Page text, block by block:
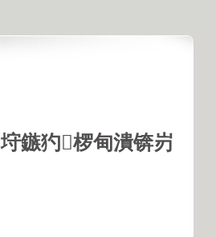
鏃犳椤甸潰锛岃